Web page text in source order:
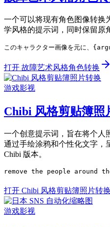
一个可以将现有角色图像转换
学风格的提示词，同时保留原
このキャラクター画像を元に、
打开 故障艺术风格角色转换
游戏影视
Chibi 风格剪贴簿照
一个创意提示词，旨在将个人
通过手绘涂鸦和个性化文字，
Chibi 版本。
remove the people
打开 Chibi 风格剪贴簿照片转换
游戏影视